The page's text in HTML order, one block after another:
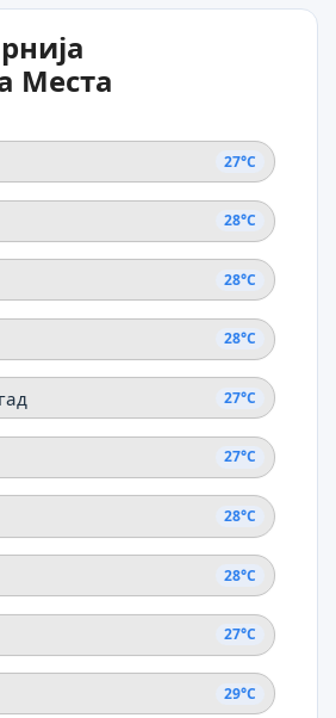
Места
27°C
28°C
28°C
28°C
27°C
27°C
28°C
28°C
27°C
29°C